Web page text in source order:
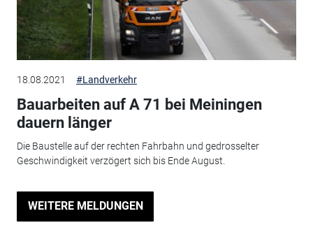
18.08.2021 #Landverkehr
Bauarbeiten auf A 71 bei Meiningen
dauern länger
Die Baustelle auf der rechten Fahrbahn und gedrosselter
Geschwindigkeit verzögert sich bis Ende August.
WEITERE MELDUNGEN